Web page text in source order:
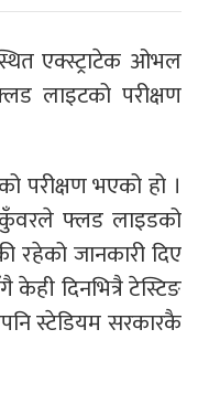
एक्स्ट्राटेक ओभल
लाइटको परीक्षण
परीक्षण भएको हो ।
कुँवरले फ्लड लाइडको
जानकारी दिए
केही दिनभित्रै टेस्टिङ
स्टेडियम सरकारकै